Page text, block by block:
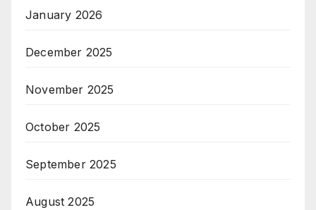
January 2026
December 2025
November 2025
October 2025
September 2025
August 2025